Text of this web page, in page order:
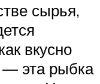
сырья,
вкусно
— эта рыбка